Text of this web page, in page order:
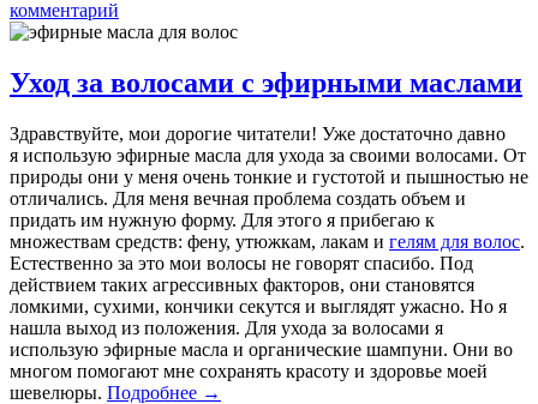
комментарий
Уход за волосами с эфирными маслами
Здравствуйте, мои дорогие читатели! Уже достаточно давно
я использую эфирные масла для ухода за своими волосами. От
природы они у меня очень тонкие и густотой и пышностью не
отличались. Для меня вечная проблема создать объем и
придать им нужную форму. Для этого я прибегаю к
множествам средств: фену, утюжкам, лакам и гелям для волос.
Естественно за это мои волосы не говорят спасибо. Под
действием таких агрессивных факторов, они становятся
ломкими, сухими, кончики секутся и выглядят ужасно. Но я
нашла выход из положения. Для ухода за волосами я
использую эфирные масла и органические шампуни. Они во
многом помогают мне сохранять красоту и здоровье моей
шевелюры. Подробнее →